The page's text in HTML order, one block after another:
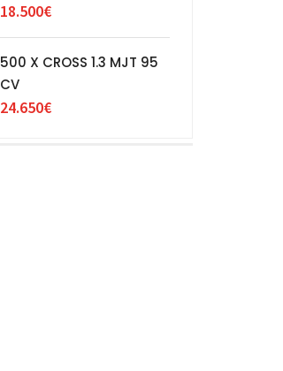
18.500€
500 X CROSS 1.3 MJT 95
CV
24.650€